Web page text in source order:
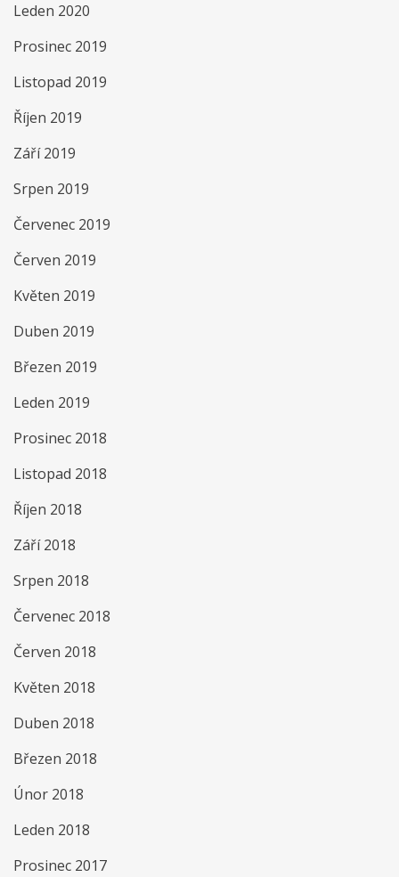
Leden 2020
Prosinec 2019
Listopad 2019
Říjen 2019
Září 2019
Srpen 2019
Červenec 2019
Červen 2019
Květen 2019
Duben 2019
Březen 2019
Leden 2019
Prosinec 2018
Listopad 2018
Říjen 2018
Září 2018
Srpen 2018
Červenec 2018
Červen 2018
Květen 2018
Duben 2018
Březen 2018
Únor 2018
Leden 2018
Prosinec 2017